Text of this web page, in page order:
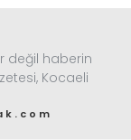
değil haberin
Kocaeli